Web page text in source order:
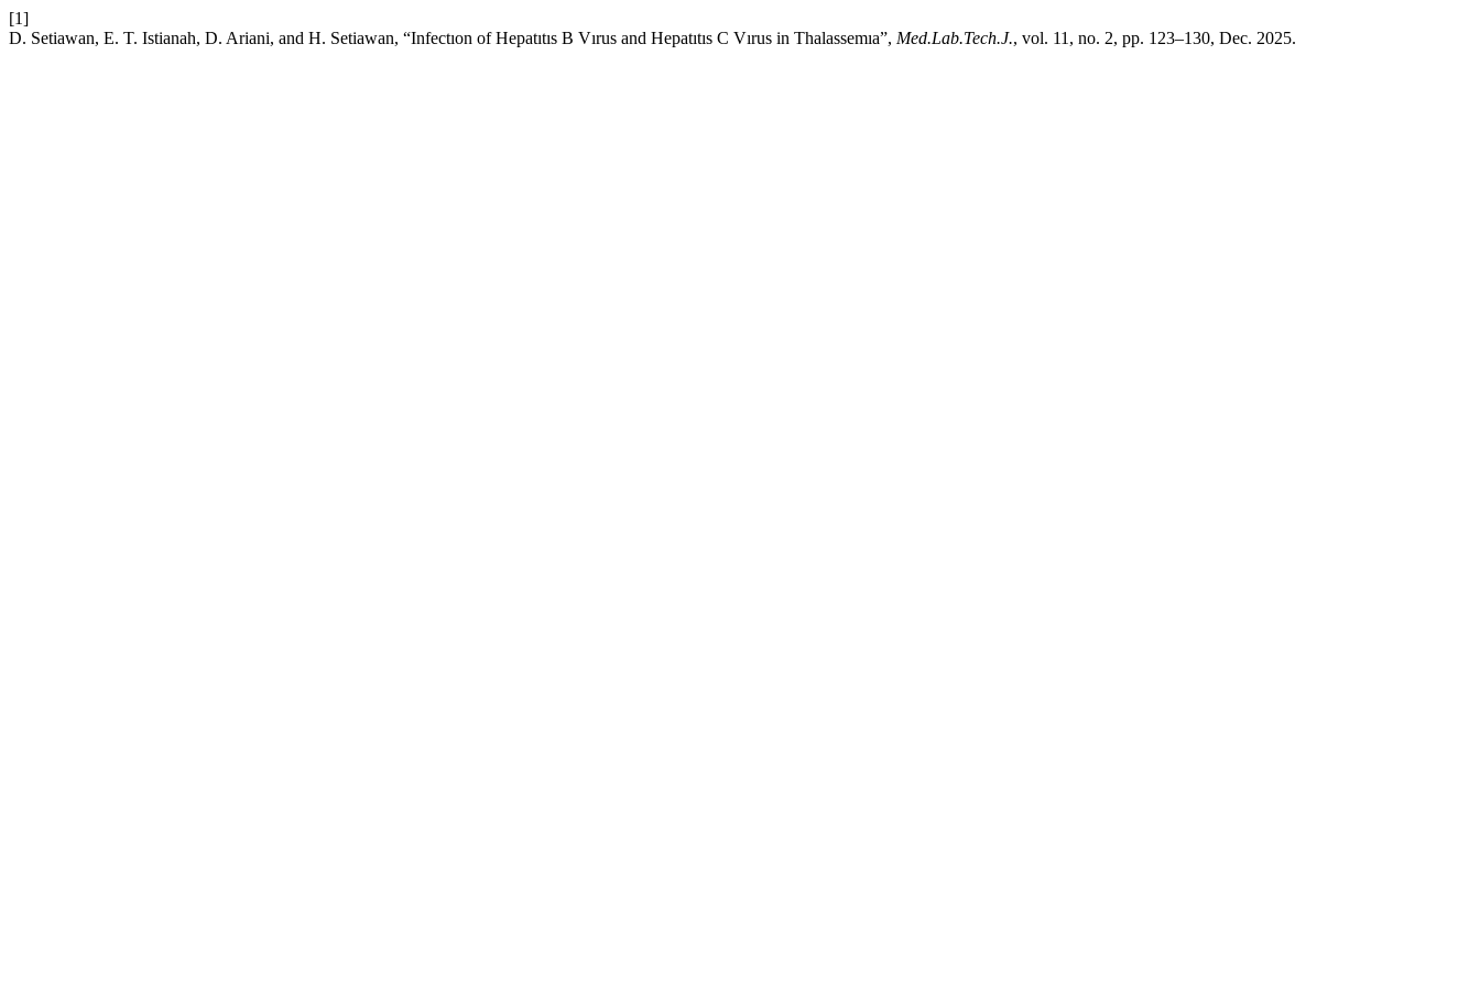
[1]
D. Setiawan, E. T. Istianah, D. Ariani, and H. Setiawan, “Infectıon of Hepatıtıs B Vırus and Hepatıtıs C Vırus in Thalassemıa”, Med.Lab.Tech.J., vol. 11, no. 2, pp. 123–130, Dec. 2025.